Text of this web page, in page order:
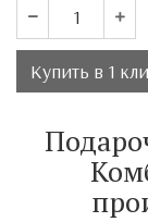
Купить в 1